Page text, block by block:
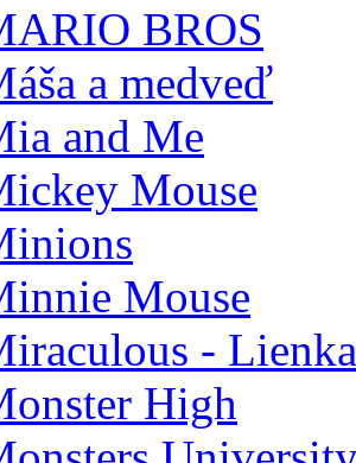
BROS
a medveď
and Me
Mouse
Mouse
-
High